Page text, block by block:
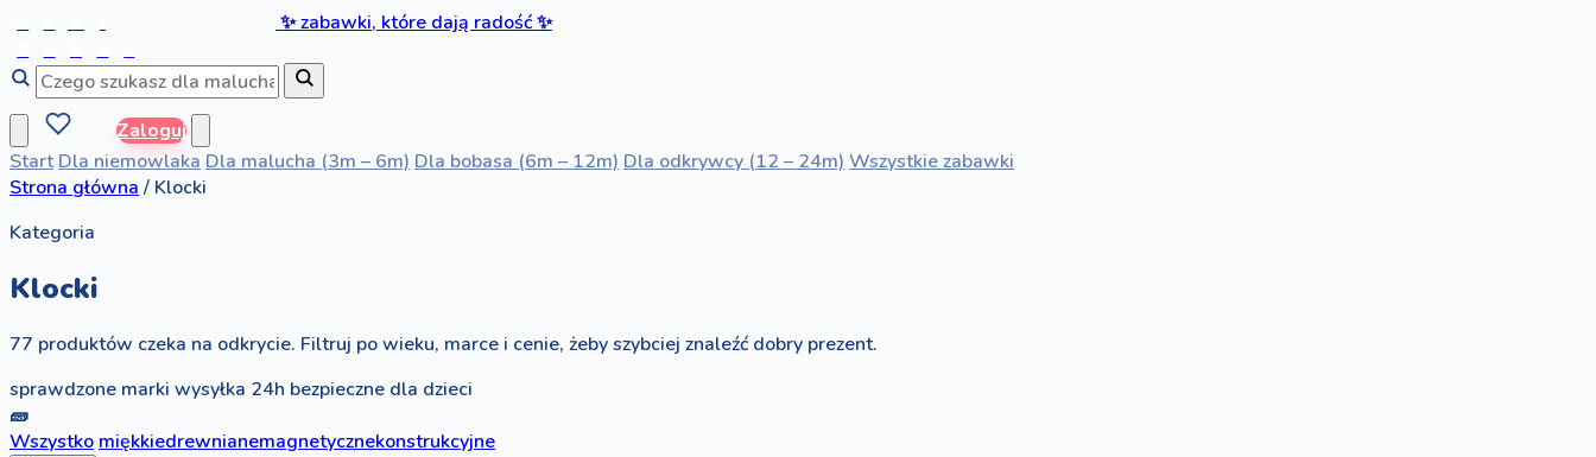
✨zabawki, które dają radość✨
Zaloguj
Start Dla niemowlaka Dla malucha (3m – 6m) Dla bobasa (6m – 12m) Dla odkrywcy (12 – 24m) Wszystkie zabawki
Strona główna / Klocki
Kategoria
Klocki
77 produktów czeka na odkrycie. Filtruj po wieku, marce i cenie, żeby szybciej znaleźć dobry prezent.
sprawdzone marki wysyłka 24h bezpieczne dla dzieci
🧱
Wszystko miękkiedrewnianemagnetycznekonstrukcyjne